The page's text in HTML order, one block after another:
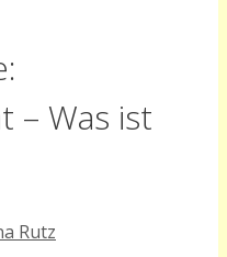
– Was ist
Rutz